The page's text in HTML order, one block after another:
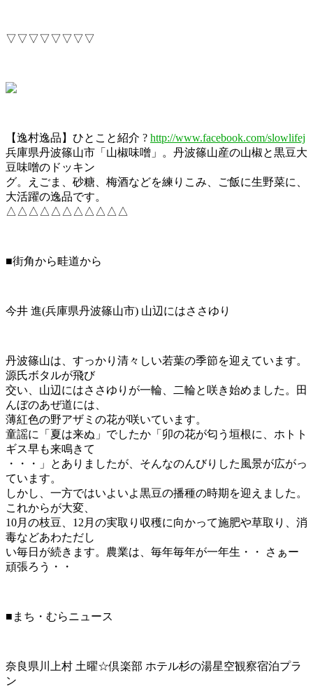
▽▽▽▽▽▽▽▽
【逸村逸品】ひとこと紹介 ? http://www.facebook.com/slowlifej
兵庫県丹波篠山市「山椒味噌」。丹波篠山産の山椒と黒豆大
豆味噌のドッキン
グ。えごま、砂糖、梅酒などを練りこみ、ご飯に生野菜に、
大活躍の逸品です。
△△△△△△△△△△△
■街角から畦道から
今井 進(兵庫県丹波篠山市) 山辺にはささゆり
丹波篠山は、すっかり清々しい若葉の季節を迎えています。
源氏ボタルが飛び
交い、山辺にはささゆりが一輪、二輪と咲き始めました。田
んぼのあぜ道には、
薄紅色の野アザミの花が咲いています。
童謡に「夏は来ぬ」でしたか「卯の花が匂う垣根に、ホトト
ギス早も来鳴きて
・・・」とありましたが、そんなのんびりした風景が広がっ
ています。
しかし、一方ではいよいよ黒豆の播種の時期を迎えました。
これからが大変、
10月の枝豆、12月の実取り収穫に向かって施肥や草取り、消
毒などあわただし
い毎日が続きます。農業は、毎年毎年が一年生・・ さぁー
頑張ろう・・
■まち・むらニュース
奈良県川上村 土曜☆倶楽部 ホテル杉の湯星空観察宿泊プラ
ン